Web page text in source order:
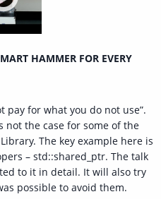
HAMMER FOR EVERY
pay for what you do not use”.
not the case for some of the
The key example here is
– std::shared_ptr. The talk
to it in detail. It will also try
possible to avoid them.